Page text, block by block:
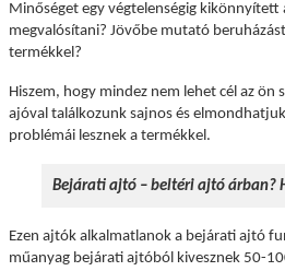
Minőséget egy végtelenségig kikönnyített
megvalósítani? Jövőbe mutató
termékkel?
Hiszem, hogy mindez nem lehet cél az ön
ajóval találkozunk sajnos és
problémái lesznek a termékkel.
Bejárati ajtó – beltéri ajtó árban?
Ezen ajtók alkalmatlanok a bejárati ajtó
műanyag bejárati ajtóból kivesznek 50-